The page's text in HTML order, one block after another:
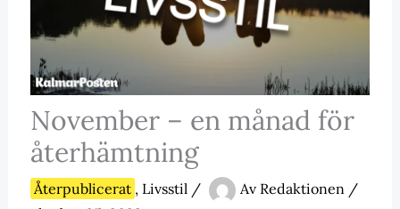
November – en månad för
återhämtning
Återpublicerat , Livsstil/ Av Redaktionen /